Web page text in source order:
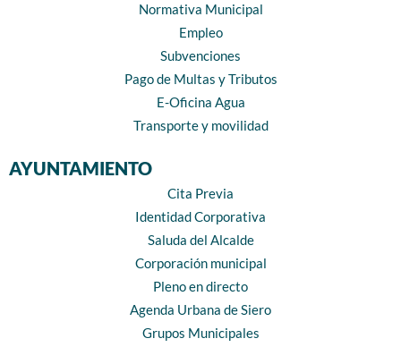
Normativa Municipal
Empleo
Subvenciones
Pago de Multas y Tributos
E-Oficina Agua
Transporte y movilidad
AYUNTAMIENTO
Cita Previa
Identidad Corporativa
Saluda del Alcalde
Corporación municipal
Pleno en directo
Agenda Urbana de Siero
Grupos Municipales